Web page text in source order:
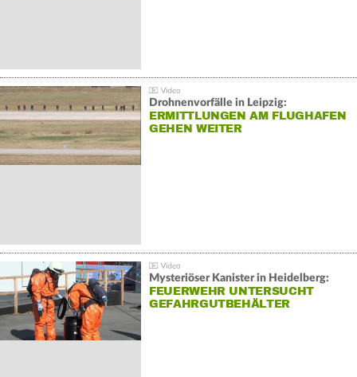
Drohnenvorfälle in Leipzig:
ERMITTLUNGEN AM FLUGHAFEN
GEHEN WEITER
Mysteriöser Kanister in Heidelberg:
FEUERWEHR UNTERSUCHT
GEFAHRGUTBEHÄLTER